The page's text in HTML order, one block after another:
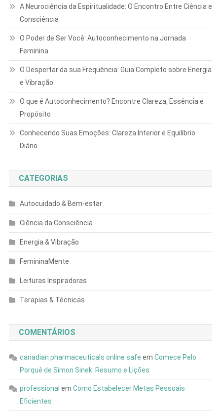
A Neurociência da Espiritualidade: O Encontro Entre Ciência e
Consciência
O Poder de Ser Você: Autoconhecimento na Jornada
Feminina
O Despertar da sua Frequência: Guia Completo sobre Energia
e Vibração
O que é Autoconhecimento? Encontre Clareza, Essência e
Propósito
Conhecendo Suas Emoções: Clareza Interior e Equilíbrio
Diário
CATEGORIAS
Autocuidado & Bem-estar
Ciência da Consciência
Energia & Vibração
FemininaMente
Leituras Inspiradoras
Terapias & Técnicas
COMENTÁRIOS
canadian pharmaceuticals online safe em Comece Pelo
Porquê de Simon Sinek: Resumo e Lições
professional em Como Estabelecer Metas Pessoais
Eficientes